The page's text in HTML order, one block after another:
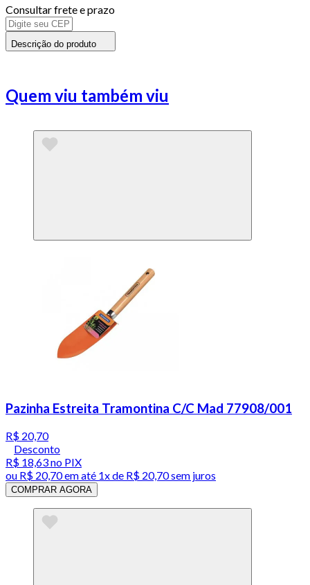
Consultar frete e prazo
Descrição do produto
Quem viu também viu
Pazinha Estreita Tramontina C/C Mad 77908/001
R$ 20,70
Desconto
R$ 18,63no PIX
ou R$ 20,70em até 1x de R$ 20,70sem juros
COMPRAR AGORA